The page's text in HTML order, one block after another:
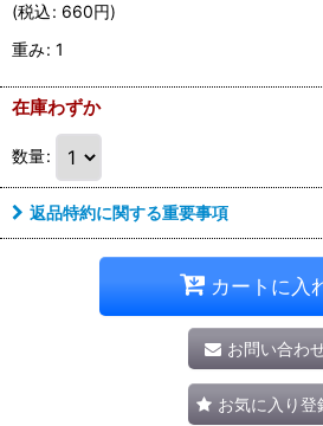
(税込: 660円)
重み: 1
在庫わずか
数量:
返品特約に関する重要事項
カートに入
お問い合わ
お気に入り登